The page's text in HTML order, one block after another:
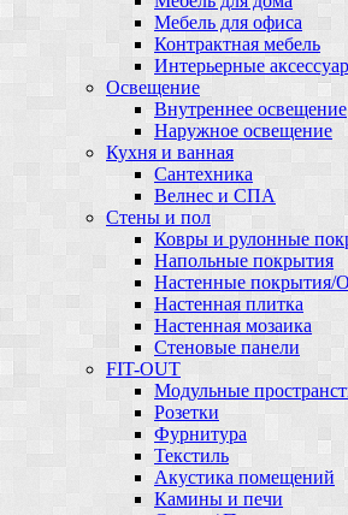
Мебель для офиса
Контрактная мебель
Интерьерные
Освещение
Внутреннее освещение
Наружное освещение
Кухня и ванная
Сантехника
Велнес и СПА
Стены и пол
Ковры и рулонные
Напольные покрытия
Настенные покрытия/
Настенная плитка
Настенная мозаика
Стеновые панели
FIT-OUT
Модульные
Розетки
Фурнитура
Текстиль
Акустика помещений
Камины и печи